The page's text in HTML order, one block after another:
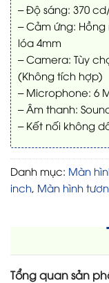
– Độ sáng: 370
– Cảm ứng:
lóa 4mm
– Camera: Tùy
(Không tích hợp)
– Microphone: 6
– Âm thanh:
– Kết nối không
Danh mục: Màn
inch Màn hình
Tổng quan sản